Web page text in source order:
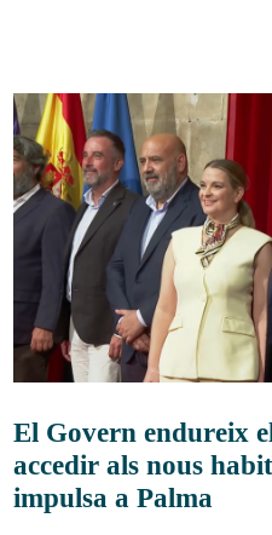
El Govern endureix
accedir als nous
impulsa a Palma